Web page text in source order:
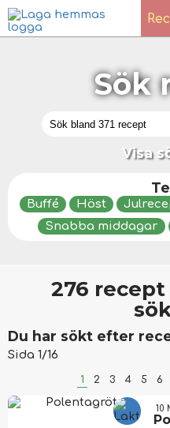
Sök
Visa
Buffé Höst
Snabba middagar
276
Du har sökt efter
Sida 1/16
1 2 3 4 5 6
10